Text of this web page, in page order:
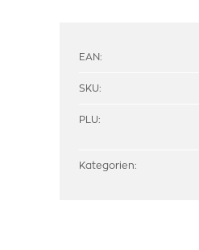
EAN:
SKU:
PLU:
Kategorien: